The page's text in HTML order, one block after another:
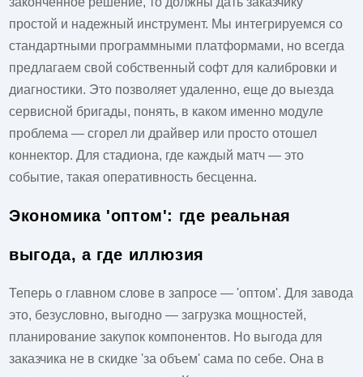
простой и надежный инструмент. Мы интегрируемся со
стандартными программными платформами, но всегда
предлагаем свой собственный софт для калибровки и
диагностики. Это позволяет удаленно, еще до выезда
сервисной бригады, понять, в каком именно модуле
проблема — сгорел ли драйвер или просто отошел
коннектор. Для стадиона, где каждый матч — это
событие, такая оперативность бесценна.
Экономика 'оптом': где реальная
выгода, а где иллюзия
Теперь о главном слове в запросе — 'оптом'. Для завода
это, безусловно, выгодно — загрузка мощностей,
планирование закупок компонентов. Но выгода для
заказчика не в скидке 'за объем' сама по себе. Она в